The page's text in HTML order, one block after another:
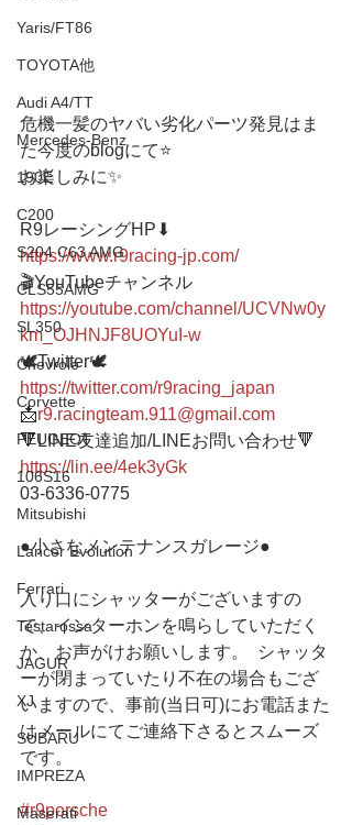
Yaris/FT86
TOYOTA他
Audi A4/TT
Mercedes-Benz
190E
C200
S204 C63 AMG
CLS55AMG
SL350
Chevrole
Corvette
PEUGEOT
106S16
Mitsubishi
Lancer Evolution
Ferrari
Testarossa
JAGUR
XJ
SUBARU
IMPREZA
Maserati
危機一髪のヤバい劣化パーツ発見はま
た今度のblogにて⭐️
お楽しみに✨
R9レーシングHP⬇︎
https://www.r9racing-jp.com/
🎬YouTubeチャンネル
https://youtube.com/channel/UCVNw0y
km_OJHNJF8UOYuI-w
🕊Twitter🕊
https://twitter.com/r9racing_japan
📩r9.racingteam.911@gmail.com
🔻LINE友達追加/LINEお問い合わせ🔻
https://lin.ee/4ek3yGk
03-6336-0775
●小さなメンテナンスガレージ●
入り口にシャッターがございますの
で、インターホンを鳴らしていただく
か、お声がけお願いします。  シャッタ
ーが閉まっていたり不在の場合もござ
いますので、事前(当日可)にお電話また
はメールにてご連絡下さるとスムーズ
です。
#r9porsche